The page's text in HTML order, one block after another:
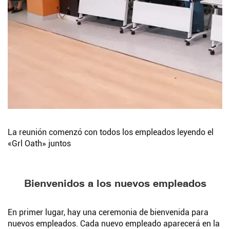
La reunión comenzó con todos los empleados leyendo el
«Grl Oath» juntos
Bienvenidos a los nuevos empleados
En primer lugar, hay una ceremonia de bienvenida para
nuevos empleados. Cada nuevo empleado aparecerá en la